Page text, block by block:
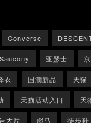
Converse
Saucony 亚瑟士
衣 国潮新品 天猫
天猫活动入口 天
大片 彪马 徒步鞋